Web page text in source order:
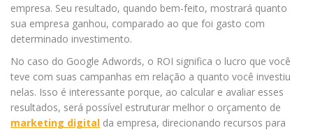
empresa. Seu resultado, quando bem-feito, mostrará quanto
sua empresa ganhou, comparado ao que foi gasto com
determinado investimento.
No caso do Google Adwords, o ROI significa o lucro que você
teve com suas campanhas em relação a quanto você investiu
nelas. Isso é interessante porque, ao calcular e avaliar esses
resultados, será possível estruturar melhor o orçamento de
marketing digital da empresa, direcionando recursos para